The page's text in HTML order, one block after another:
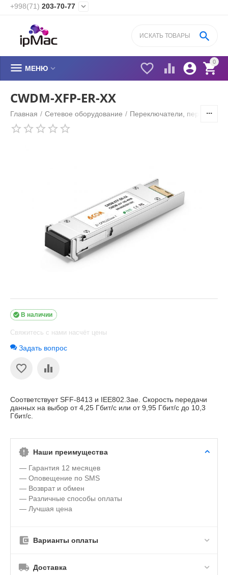
+998(71) 203-70-77 
0


 

 МЕНЮ 
CWDM-XFP-ER-XX
Главная / Сетевое оборудование / Переключатели,
В наличии

Свяжитесь с нами насчёт цены
Задать вопрос
Соответствует SFF-8413 и IEE802.3ae. Скорость передачи
данных на выбор от 4,25 Гбит/с или от 9,95 Гбит/с до 10,3
Гбит/с.
Наши преимущества
— Гарантия 12 месяцев
— Оповещение по SMS
— Возврат и обмен
— Различные способы оплаты
— Лучшая цена
Варианты оплаты
Доставка